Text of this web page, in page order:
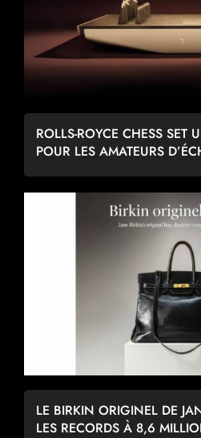
ROLLS-ROYCE CHESS SET
POUR LES AMATEURS
LE BIRKIN ORIGINEL DE
LES RECORDS À 8,6